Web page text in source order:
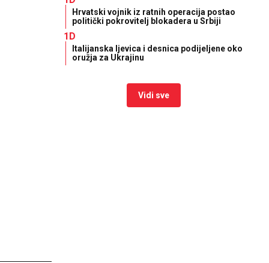
Hrvatski vojnik iz ratnih operacija postao
politički pokrovitelj blokadera u Srbiji
1D
Italijanska ljevica i desnica podijeljene oko
oružja za Ukrajinu
Vidi sve